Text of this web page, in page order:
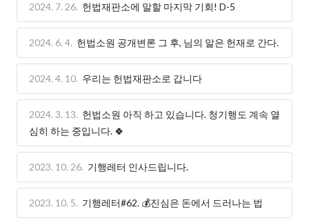
2024. 7. 26. 헌법재판소에 말할 마지막 기회! D-5
2024. 6. 4. 헌법소원 공개변론 그 후, 님의 말은 헌재로 간다.
2024. 4. 10. 우리는 헌법재판소로 갑니다
2024. 3. 13. 헌법소원 아직 하고 있습니다. 청기행도 계속 열
심히 하는 중입니다. 🍀
2023. 10. 26. 기행레터 인사드립니다.
2023. 10. 5. 기행레터#62. 💰진심은 돈에서 드러나는 법